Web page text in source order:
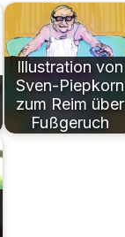
Illustration von
Sven-Piepkorn
zum Reim über
Fußgeruch